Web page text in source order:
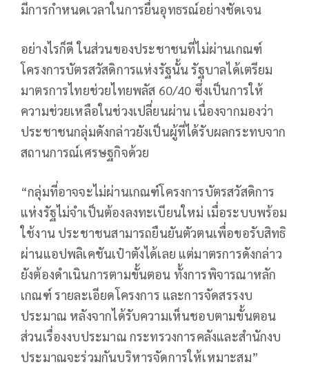
มีการกำหนดเวลาในการยื่นอุทธรณ์อย่างชัดเจน
อย่างไรก็ดี ในส่วนของประชาชนที่ไม่ผ่านเกณฑ์
โครงการบัตรสวัสดิการแห่งรัฐนั้น รัฐบาลได้เตรียม
มาตรการไทยช่วยไทยพลัส 60/40 ซึ่งเป็นการให้
ความช่วยเหลือในช่วงเปลี่ยนผ่าน เนื่องจากมองว่า
ประชาชนกลุ่มดังกล่าวยังเป็นผู้ที่ได้รับผลกระทบจาก
สถานการณ์เศรษฐกิจด้วย
“กลุ่มที่อาจจะไม่ผ่านเกณฑ์โครงการบัตรสวัสดิการ
แห่งรัฐไม่จำเป็นต้องลงทะเบียนใหม่ เมื่อระบบพร้อม
ใช้งาน ประชาชนสามารถยืนยันตัวตนเพื่อขอรับสิทธิ
ผ่านแอปพลิเคชันเป๋าตังได้เลย แต่มาตรการดังกล่าว
ยังต้องดำเนินการตามขั้นตอน ทั้งการพิจารณาหลัก
เกณฑ์ รายละเอียดโครงการ และการจัดสรรงบ
ประมาณ หลังจากได้รับความเห็นชอบตามขั้นตอน
ส่วนเรื่องงบประมาณ กระทรวงการคลังและสำนักงบ
ประมาณจะร่วมกันบริหารจัดการให้เหมาะสม”